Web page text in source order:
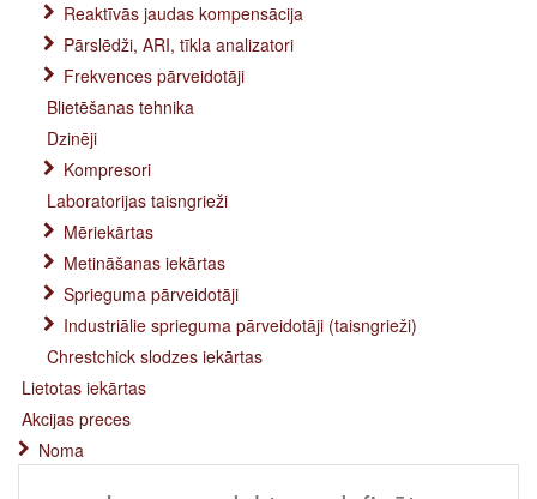
Reaktīvās jaudas kompensācija
Pārslēdži, ARI, tīkla analizatori
Frekvences pārveidotāji
Blietēšanas tehnika
Dzinēji
Kompresori
Laboratorijas taisngrieži
Mēriekārtas
Metināšanas iekārtas
Sprieguma pārveidotāji
Industriālie sprieguma pārveidotāji (taisngrieži)
Chrestchick slodzes iekārtas
Lietotas iekārtas
Akcijas preces
Noma